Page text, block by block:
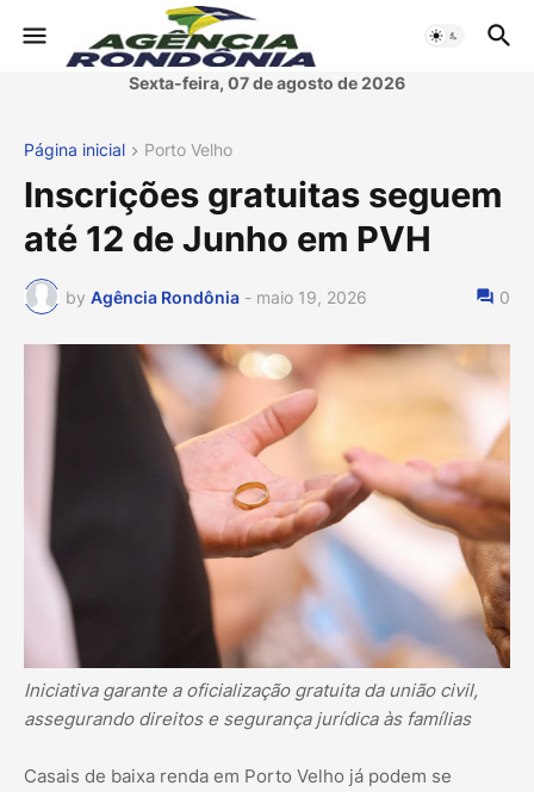
Sexta-feira, 07 de agosto de 2026
Página inicial Porto Velho
Inscrições gratuitas seguem
até 12 de Junho em PVH
by Agência Rondônia - maio 19, 2026 0
Iniciativa garante a oficialização gratuita da união civil,
assegurando direitos e segurança jurídica às famílias
Casais de baixa renda em Porto Velho já podem se